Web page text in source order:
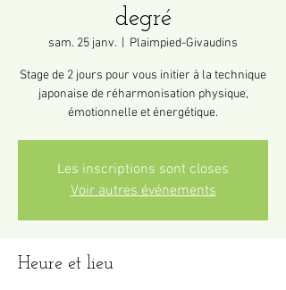
degré
sam. 25 janv. Plaimpied-Givaudins
Stage de 2 jours pour vous initier à la technique
japonaise de réharmonisation physique,
émotionnelle et énergétique.
Les inscriptions sont closes
Voir autres événements
Heure et lieu